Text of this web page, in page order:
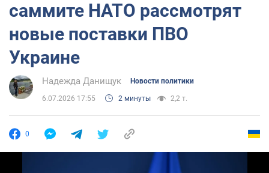
саммите НАТО рассмотрят
новые поставки ПВО
Украине
Надежда Данищук Новости политики
6.07.2026 17:55 2 минуты 2,2 т.
0